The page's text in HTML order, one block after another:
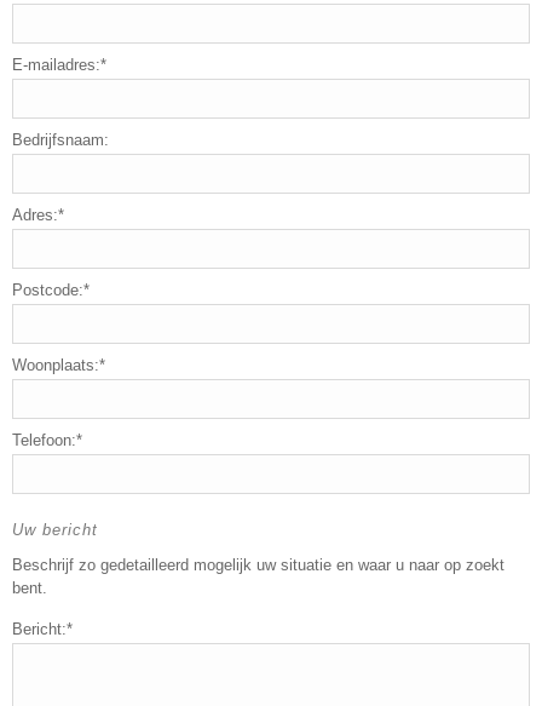
E-mailadres:*
Bedrijfsnaam:
Adres:*
Postcode:*
Woonplaats:*
Telefoon:*
Uw bericht
Beschrijf zo gedetailleerd mogelijk uw situatie en waar u naar op zoekt
bent.
Bericht:*